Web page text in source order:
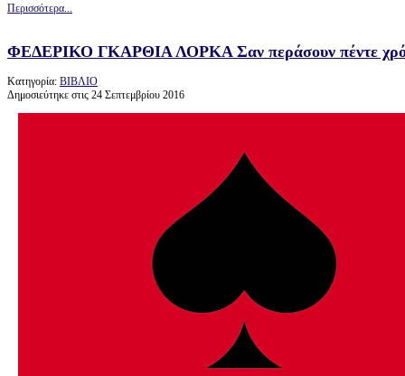
Περισσότερα...
ΦΕΔΕΡΙΚΟ ΓΚΑΡΘΙΑ ΛΟΡΚΑ Σαν περάσουν πέντε
Κατηγορία: ΒΙΒΛΙΟ
Δημοσιεύτηκε στις 24 Σεπτεμβρίου 2016